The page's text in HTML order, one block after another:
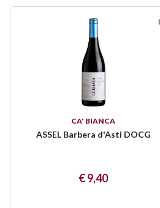
CA' BIANCA
ASSEL Barbera d'Asti DOCG
€ 9,40